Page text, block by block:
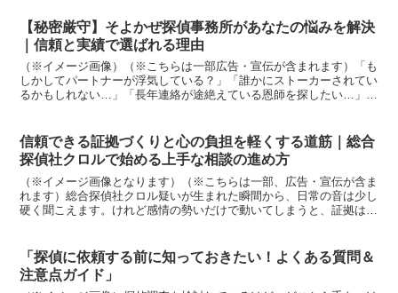
【秘密厳守】そよかぜ探偵事務所があなたの悩みを解決
｜信頼と実績で選ばれる理由
（※イメージ画像）（※こちらは一部広告・宣伝が含まれます）「も
しかしてパートナーが浮気している？」「誰かにストーカーされてい
るかもしれない…」「長年連絡が途絶えている恩師を探したい…」人
信頼できる証拠づくりと心の負担を軽くする道筋｜総合
探偵社クロルで始める上手な相談の進め方
（※イメージ画像となります）（※こちらは一部、広告・宣伝が含ま
れます）総合探偵社クロル疑いが生まれた瞬間から、日常の音は少し
硬く聞こえます。けれど感情の勢いだけで動いてしまうと、証拠は散
「探偵に依頼する前に知っておきたい！よくある質問＆
注意点ガイド」